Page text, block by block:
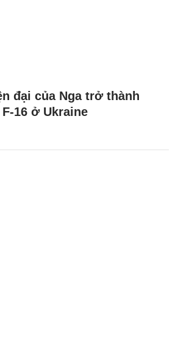
đại của Nga trở thành
F-16 ở Ukraine